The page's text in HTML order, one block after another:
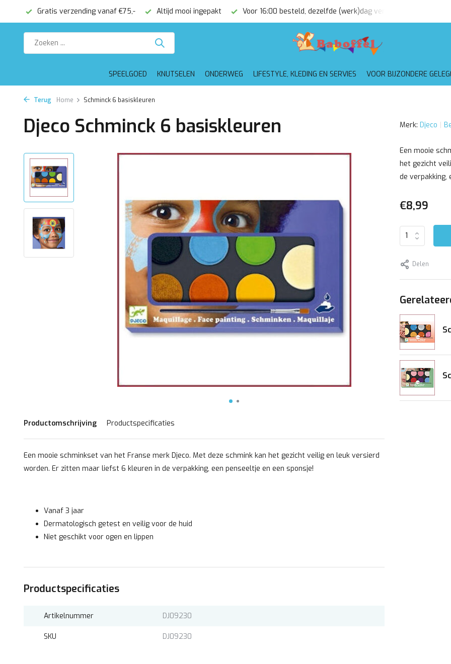
Gratis verzending vanaf €75,- Altijd mooi ingepakt Voor 16:00 besteld, dezelfde (werk)dag verzonden
SPEELGOED KNUTSELEN ONDERWEG LIFESTYLE, KLEDING EN SERVIES VOOR BIJZONDERE
Terug Home Schminck 6 basiskleuren
Djeco Schminck 6 basiskleuren
Productomschrijving Productspecificaties
Een mooie schminkset van het Franse merk Djeco. Met deze schmink kan het gezicht veilig en leuk versierd
worden. Er zitten maar liefst 6 kleuren in de verpakking, een penseeltje en een sponsje!
Vanaf 3 jaar
Dermatologisch getest en veilig voor de huid
Niet geschikt voor ogen en lippen
Productspecificaties
Artikelnummer DJ09230
SKU DJ09230
Merk: Djeco
Een mooie
het gezicht
de verpakking,
€8,99
Delen